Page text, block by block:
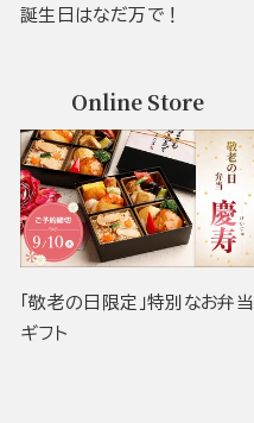
誕生日はなだ万で！
Online Store
「敬老の日限定」特別なお弁当
ギフト